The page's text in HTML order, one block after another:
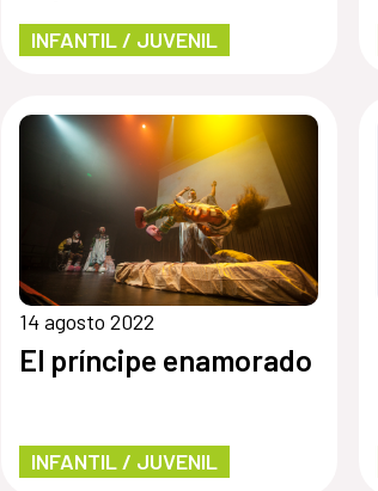
INFANTIL / JUVENIL
14 agosto 2022
El príncipe enamorado
INFANTIL / JUVENIL